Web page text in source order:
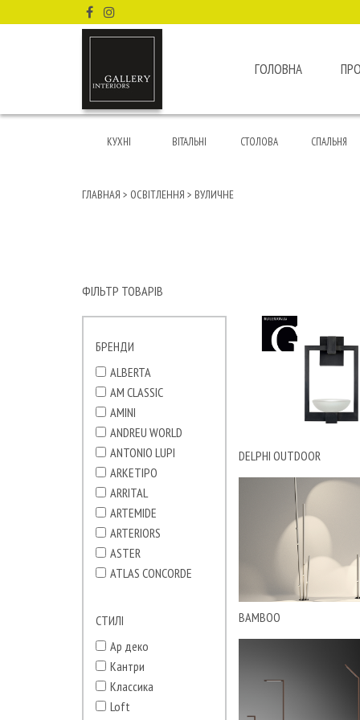
ГОЛОВНА
КУХНІ ВІТАЛЬНІ СТОЛОВА СПАЛЬНЯ
ГЛАВНАЯ > ОСВІТЛЕННЯ > ВУЛИЧНЕ
ФІЛЬТР ТОВАРІВ
БРЕНДИ
ALBERTA
AM CLASSIC
AMINI
ANDREU WORLD
ANTONIO LUPI
ARKETIPO
ARRITAL
ARTEMIDE
ARTERIORS
ASTER
ATLAS CONCORDE
AXOR
BISAZZA
BOSA
BRABBU
BUSNELLI
СТИЛІ
Ар деко
Кантри
Классика
Loft
DELPHI OUTDOOR
BAMBOO